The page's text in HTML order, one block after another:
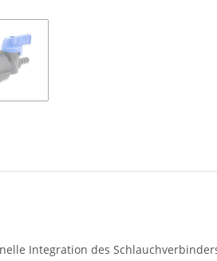
Integration des